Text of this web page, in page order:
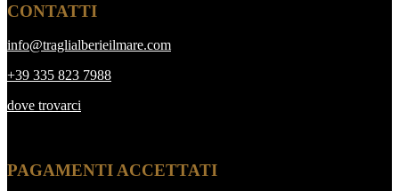
CONTATTI
info@traglialberieilmare.com
+39 335 823 7988
dove trovarci
PAGAMENTI ACCETTATI